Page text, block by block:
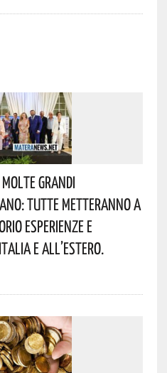
Grandi
Tutte Metteranno A
Esperienze E
E All’estero.